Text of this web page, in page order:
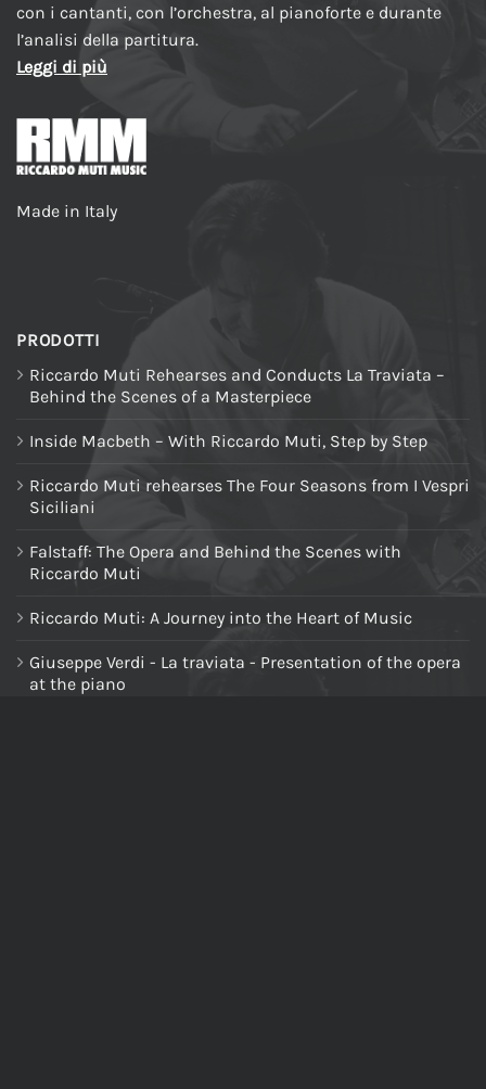
con i cantanti, con l’orchestra, al pianoforte e durante
l’analisi della partitura.
Leggi di più
Made in Italy
PRODOTTI
Riccardo Muti Rehearses and Conducts La Traviata –
Behind the Scenes of a Masterpiece
Inside Macbeth – With Riccardo Muti, Step by Step
Riccardo Muti rehearses The Four Seasons from I Vespri
Siciliani
Falstaff: The Opera and Behind the Scenes with
Riccardo Muti
Riccardo Muti: A Journey into the Heart of Music
Giuseppe Verdi - La traviata - Presentation of the opera
at the piano